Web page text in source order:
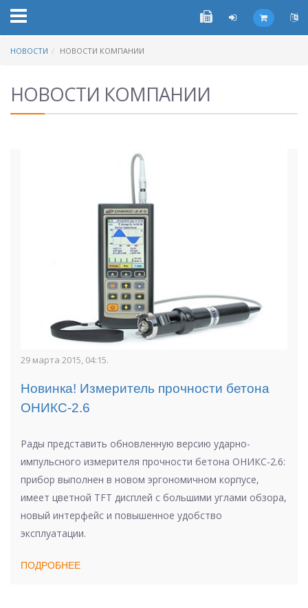
НОВОСТИ НОВОСТИ КОМПАНИИ
НОВОСТИ КОМПАНИИ
29 марта 2015, 04:15.
Новинка! Измеритель прочности бетона
ОНИКС-2.6
Рады представить обновленную версию ударно-
импульсного измерителя прочности бетона ОНИКС-2.6:
прибор выполнен в новом эргономичном корпусе,
имеет цветной TFT дисплей с большими углами обзора,
новый интерфейс и повышенное удобство
эксплуатации.
ПОДРОБНЕЕ